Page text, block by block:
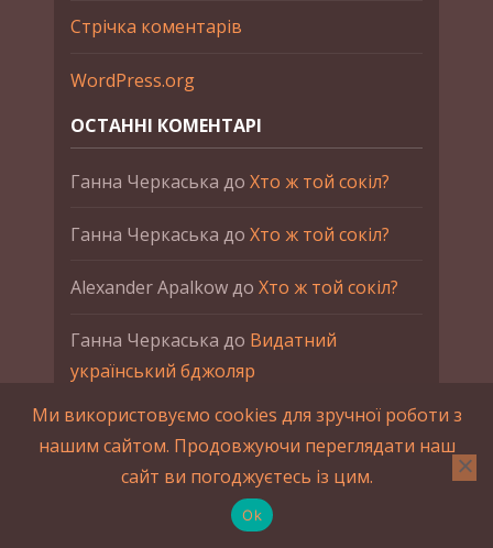
Стрічка коментарів
WordPress.org
ОСТАННІ КОМЕНТАРІ
Ганна Черкаська до Хто ж той сокіл?
Ганна Черкаська до Хто ж той сокіл?
Alexander Apalkowдо Хто ж той сокіл?
Ганна Черкаська до Видатний
український бджоляр
Ганна ЧеркаськадоПетро Франко
2015-2023 © UAHistory Всі права застережено.
При використанні матеріалів сайта обов'язкове
зворотнє посилання.
Ми використовуємо cookies для зручної роботи з
нашим сайтом. Продовжуючи переглядати наш
сайт ви погоджуєтесь із цим.
Ok